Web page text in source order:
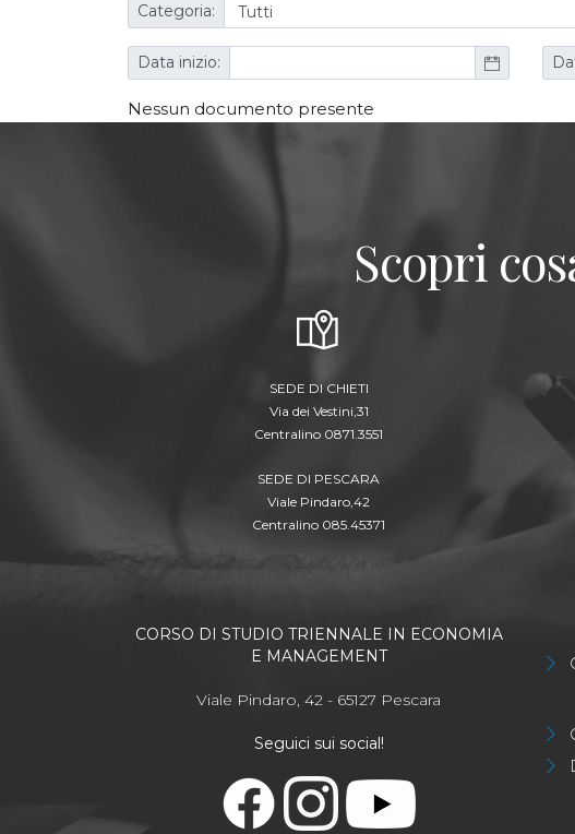
Categoria:
Data inizio:
Nessun documento presente
Scopri
SEDE DI CHIETI
Via dei Vestini,31
Centralino 0871.3551
SEDE DI PESCARA
Viale Pindaro,42
Centralino 085.45371
CORSO DI STUDIO TRIENNALE IN ECONOMIA
E MANAGEMENT
Viale Pindaro, 42 - 65127 Pescara
Seguici sui social!